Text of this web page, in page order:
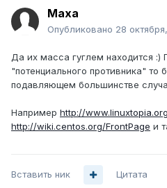
Maxa
Опубликовано 28
Да их масса гуглем находится :)
"потенциального противника" то
подавляющем большинстве
Например http://www.linuxtopia.org
http://wiki.centos.org/FrontPage и
Вставить ник Цитата